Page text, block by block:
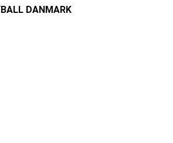
DANMARK